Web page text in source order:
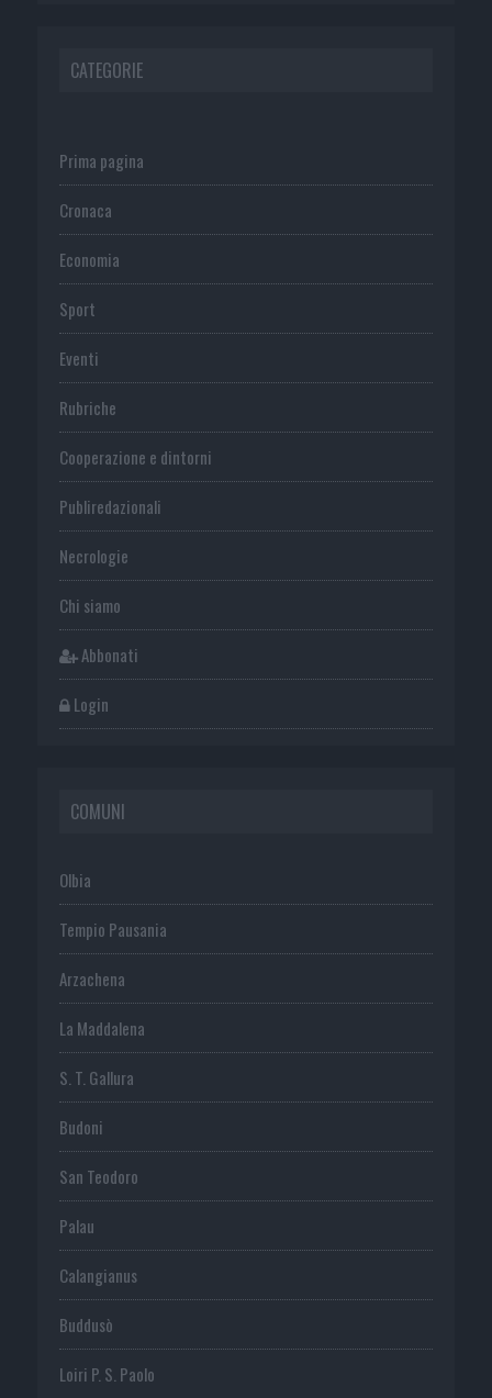
CATEGORIE
Prima pagina
Cronaca
Economia
Sport
Eventi
Rubriche
Cooperazione e dintorni
Publiredazionali
Necrologie
Chi siamo
Abbonati
Login
COMUNI
Olbia
Tempio Pausania
Arzachena
La Maddalena
S. T. Gallura
Budoni
San Teodoro
Palau
Calangianus
Buddusò
Loiri P. S. Paolo